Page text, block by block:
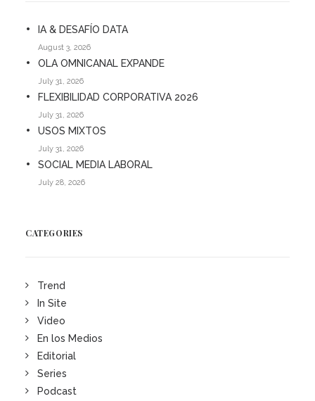
IA & DESAFÍO DATA
August 3, 2026
OLA OMNICANAL EXPANDE
July 31, 2026
FLEXIBILIDAD CORPORATIVA 2026
July 31, 2026
USOS MIXTOS
July 31, 2026
SOCIAL MEDIA LABORAL
July 28, 2026
CATEGORIES
Trend
In Site
Video
En los Medios
Editorial
Series
Podcast